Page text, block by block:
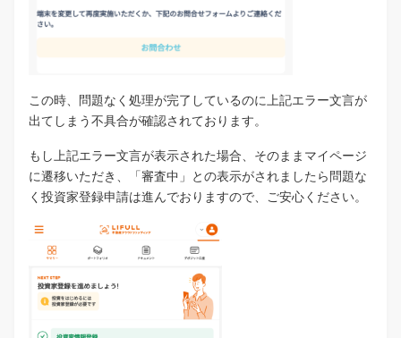
この時、問題なく処理が完了しているのに上記エラー文言が
出てしまう不具合が確認されております。
もし上記エラー文言が表示された場合、そのままマイページ
に遷移いただき、「審査中」との表示がされましたら問題な
く投資家登録申請は進んでおりますので、ご安心ください。